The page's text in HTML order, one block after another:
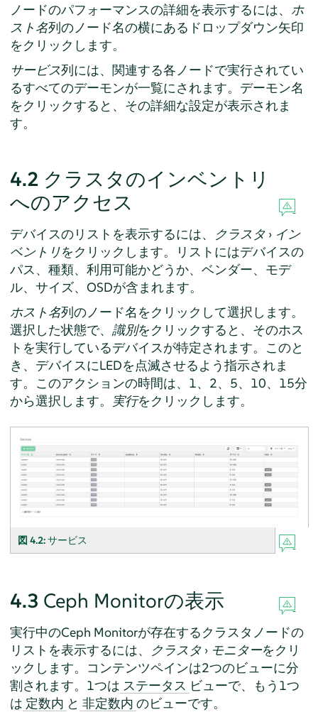
ノードのパフォーマンスの詳細を表示するには、 ホ
スト名列のノード名の横にあるドロップダウン矢印
をクリックします。
サービス列には、関連する各ノードで実行されてい
るすべてのデーモンが一覧にされます。デーモン名
をクリックすると、その詳細な設定が表示されま
す。
4.2 クラスタのインベントリ
へのアクセス
デバイスのリストを表示するには、 クラスタ› イン
ベントリをクリックします。リストにはデバイスの
パス、種類、利用可能かどうか、ベンダー、モデ
ル、サイズ、OSDが含まれます。
ホスト名列のノード名をクリックして選択します。
選択した状態で、 識別をクリックすると、そのホス
トを実行しているデバイスが特定されます。このと
き、デバイスにLEDを点滅させるよう指示されま
す。このアクションの時間は、1、2、5、10、15分
から選択します。
実行をクリックします。
図 4.2:サービス
4.3 Ceph Monitorの表示
実行中のCeph Monitorが存在するクラスタノードの
リストを表示するには、
クラスタ› モニターをクリ
ックします。コンテンツペインは2つのビューに分
割されます。1つは ステータス ビューで、もう1つ
は 定数内 と 非定数内 のビューです。